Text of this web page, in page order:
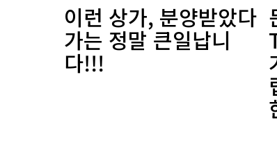
이런 상가, 분양받았다
가는 정말 큰일납니
다!!!